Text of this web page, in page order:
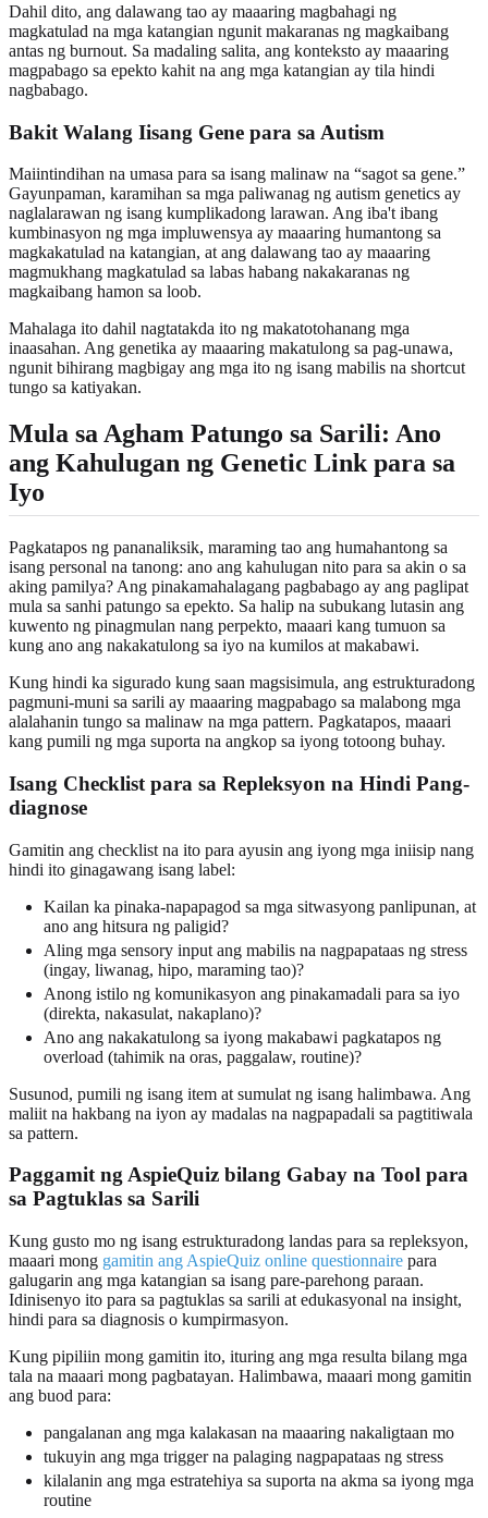
Dahil dito, ang dalawang tao ay maaaring magbahagi ng
magkatulad na mga katangian ngunit makaranas ng magkaibang
antas ng burnout. Sa madaling salita, ang konteksto ay maaaring
magpabago sa epekto kahit na ang mga katangian ay tila hindi
nagbabago.
Bakit Walang Iisang Gene para sa Autism
Maiintindihan na umasa para sa isang malinaw na “sagot sa gene.”
Gayunpaman, karamihan sa mga paliwanag ng autism genetics ay
naglalarawan ng isang kumplikadong larawan. Ang iba't ibang
kumbinasyon ng mga impluwensya ay maaaring humantong sa
magkakatulad na katangian, at ang dalawang tao ay maaaring
magmukhang magkatulad sa labas habang nakakaranas ng
magkaibang hamon sa loob.
Mahalaga ito dahil nagtatakda ito ng makatotohanang mga
inaasahan. Ang genetika ay maaaring makatulong sa pag-unawa,
ngunit bihirang magbigay ang mga ito ng isang mabilis na shortcut
tungo sa katiyakan.
Mula sa Agham Patungo sa Sarili: Ano
ang Kahulugan ng Genetic Link para sa
Iyo
Pagkatapos ng pananaliksik, maraming tao ang humahantong sa
isang personal na tanong: ano ang kahulugan nito para sa akin o sa
aking pamilya? Ang pinakamahalagang pagbabago ay ang paglipat
mula sa sanhi patungo sa epekto. Sa halip na subukang lutasin ang
kuwento ng pinagmulan nang perpekto, maaari kang tumuon sa
kung ano ang nakakatulong sa iyo na kumilos at makabawi.
Kung hindi ka sigurado kung saan magsisimula, ang estrukturadong
pagmuni-muni sa sarili ay maaaring magpabago sa malabong mga
alalahanin tungo sa malinaw na mga pattern. Pagkatapos, maaari
kang pumili ng mga suporta na angkop sa iyong totoong buhay.
Isang Checklist para sa Repleksyon na Hindi Pang-
diagnose
Gamitin ang checklist na ito para ayusin ang iyong mga iniisip nang
hindi ito ginagawang isang label:
Kailan ka pinaka-napapagod sa mga sitwasyong panlipunan, at
ano ang hitsura ng paligid?
Aling mga sensory input ang mabilis na nagpapataas ng stress
(ingay, liwanag, hipo, maraming tao)?
Anong istilo ng komunikasyon ang pinakamadali para sa iyo
(direkta, nakasulat, nakaplano)?
Ano ang nakakatulong sa iyong makabawi pagkatapos ng
overload (tahimik na oras, paggalaw, routine)?
Susunod, pumili ng isang item at sumulat ng isang halimbawa. Ang
maliit na hakbang na iyon ay madalas na nagpapadali sa pagtitiwala
sa pattern.
Paggamit ng AspieQuiz bilang Gabay na Tool para
sa Pagtuklas sa Sarili
Kung gusto mo ng isang estrukturadong landas para sa repleksyon,
maaari mong gamitin ang AspieQuiz online questionnaire para
galugarin ang mga katangian sa isang pare-parehong paraan.
Idinisenyo ito para sa pagtuklas sa sarili at edukasyonal na insight,
hindi para sa diagnosis o kumpirmasyon.
Kung pipiliin mong gamitin ito, ituring ang mga resulta bilang mga
tala na maaari mong pagbatayan. Halimbawa, maaari mong gamitin
ang buod para:
pangalanan ang mga kalakasan na maaaring nakaligtaan mo
tukuyin ang mga trigger na palaging nagpapataas ng stress
kilalanin ang mga estratehiya sa suporta na akma sa iyong mga
routine